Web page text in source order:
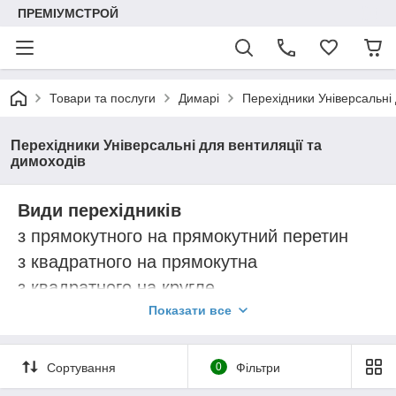
ПРЕМІУМСТРОЙ
Товари та послуги Димарі Перехідники
Перехідники Універсальні для вентиляції та
димоходів
Види перехідників
з прямокутного на прямокутний перетин
з квадратного на прямокутна
з квадратного на кругле
з прямокутного на кругле
Перехідники виготовляються з оцинкованої
Показати все
Сортування 0 Фільтри